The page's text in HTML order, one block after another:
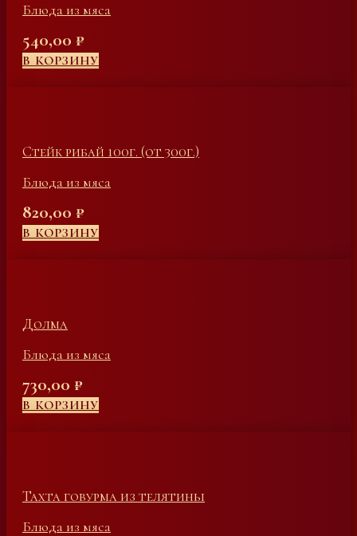
Блюда из мяса
540,00 ₽
В КОРЗИНУ
Стейк рибай 100г. (от 300г.)
Блюда из мяса
820,00 ₽
В КОРЗИНУ
Долма
Блюда из мяса
730,00 ₽
В КОРЗИНУ
Тахта говурма из телятины
Блюда из мяса